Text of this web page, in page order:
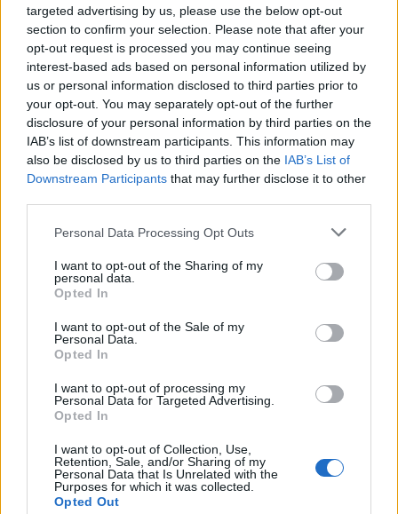
targeted advertising by us, please use the below opt-out
section to confirm your selection. Please note that after your
opt-out request is processed you may continue seeing
interest-based ads based on personal information utilized by
us or personal information disclosed to third parties prior to
your opt-out. You may separately opt-out of the further
disclosure of your personal information by third parties on the
IAB’s list of downstream participants. This information may
also be disclosed by us to third parties on the IAB’s List of
Downstream Participants that may further disclose it to other
Personal Data Processing Opt Outs
I want to opt-out of the Sharing of my
personal data.
Opted In
I want to opt-out of the Sale of my
Personal Data.
Opted In
I want to opt-out of processing my
Personal Data for Targeted Advertising.
Opted In
I want to opt-out of Collection, Use,
Retention, Sale, and/or Sharing of my
Personal Data that Is Unrelated with the
Purposes for which it was collected.
Opted Out
τοπικούς χορούς και έθιμα. Η βραδιά θα συνεχιστεί
με παραδοσιακή γουρνοπούλα, άφθονο κρασί και
ζωντανή μουσική που υπόσχεται να κρατήσει το
κέφι αμείωτο μέχρι τις πρώτες πρωινές ώρες.
Διάβασε σχετικά
πανηγυριών - Διευκρινίσεις από την
κυβέρνηση
Βουκολική Διαταραχή-Ένα παραδοσιακό
Φεστιβάλ Αναρρίχησης Νεστάνης
Διάβασε περισσότερα
Εκδηλώσεις Arcadia Life